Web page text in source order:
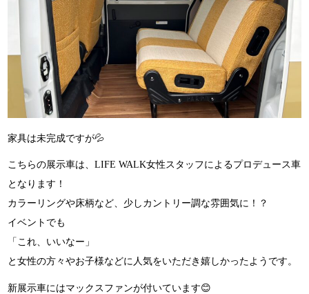
家具は未完成ですが💦
こちらの展示車は、LIFE WALK女性スタッフによるプロデュース車
となります！
カラーリングや床柄など、少しカントリー調な雰囲気に！？
イベントでも
「これ、いいなー」
と女性の方々やお子様などに人気をいただき嬉しかったようです。
新展示車にはマックスファンが付いています😊